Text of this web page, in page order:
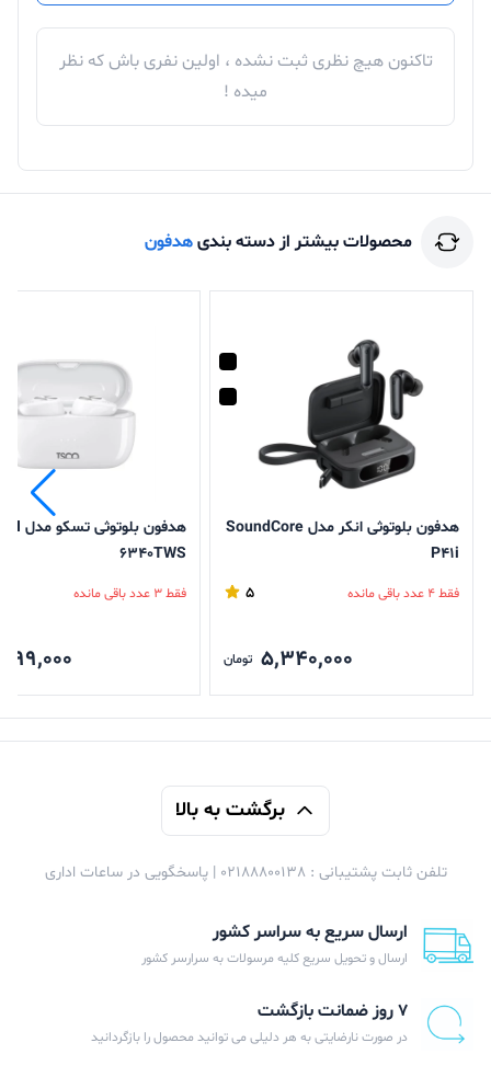
تاکنون هیچ نظری ثبت نشده ، اولین نفری باش که نظر
میده !
محصولات بیشتر از دسته بندیهدفون
هدفون بلوتوثی انکر مدل SoundCore
P41i
فقط 4 عدد باقی مانده 5
5,340,000 تومان
هدفون بلوتوثی تسکو مدل TH
6340TWS
فقط 3 عدد باقی مانده
برگشت به بالا
تلفن ثابت پشتیبانی : 02188800138 | پاسخگویی در ساعات اداری
ارسال سریع به سراسر کشور
ارسال و تحویل سریع کلیه مرسولات به سرارسر کشور
۷ روز ضمانت بازگشت
در صورت نارضایتی به هر دلیلی می توانید محصول را بازگردانید